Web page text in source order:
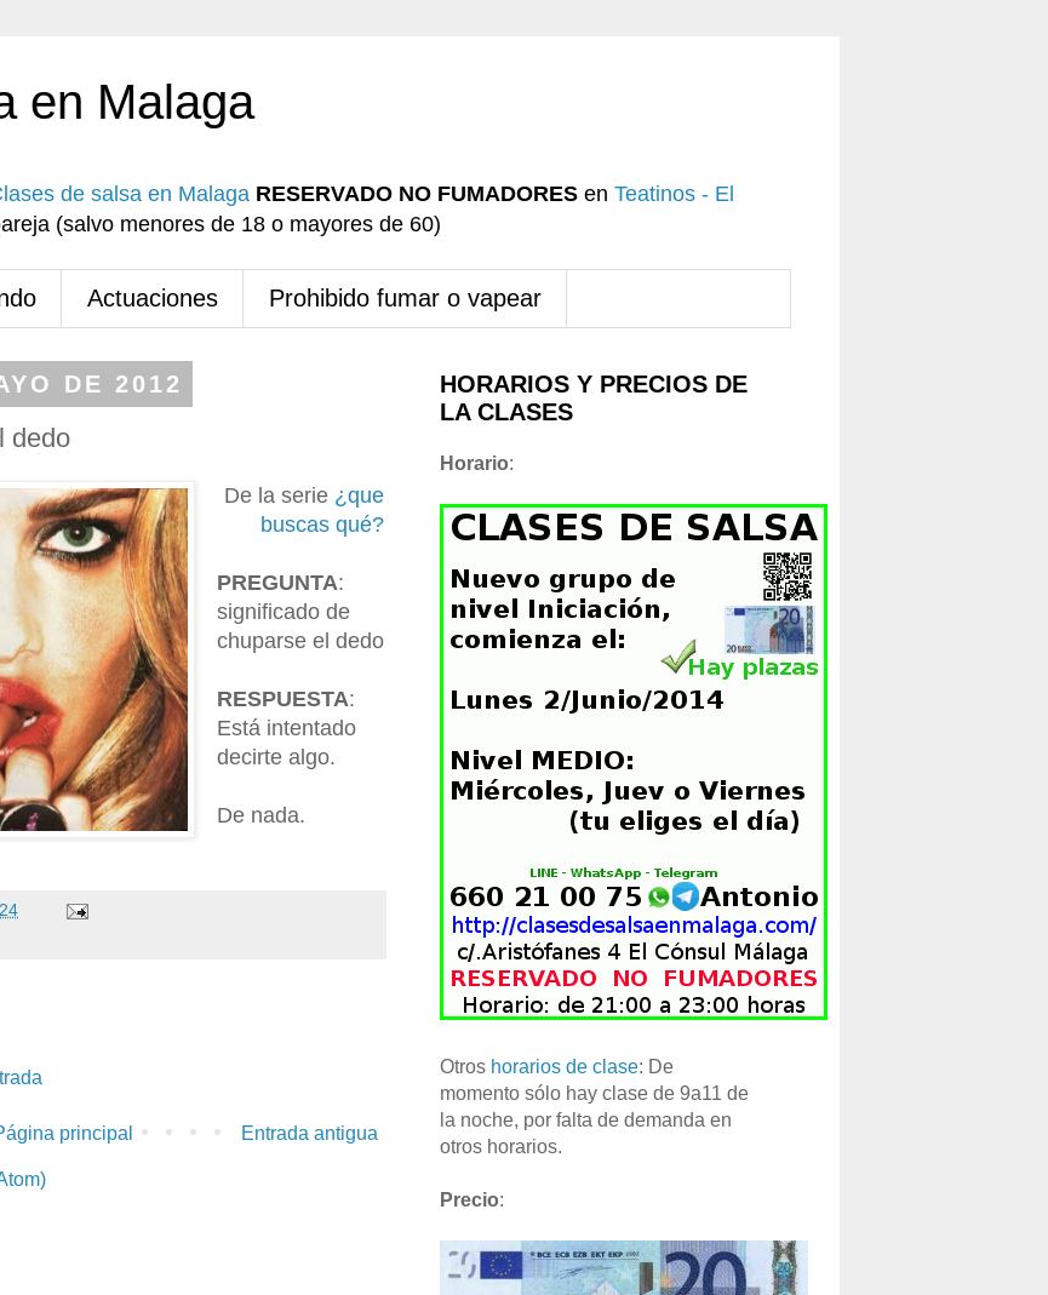
en Malaga
de salsa en Malaga RESERVADO NO FUMADORES en Teatinos - El
(salvo menores de 18 o mayores de 60)
Actuaciones Prohibido fumar o vapear
DE 2012
dedo
De la serie ¿que
buscas qué?
PREGUNTA:
significado de
chuparse el dedo
RESPUESTA:
Está intentado
decirte algo.
De nada.
Entrada antigua
principal
HORARIOS Y PRECIOS DE
LA CLASES
Horario:
Otros horarios de clase: De
momento sólo hay clase de 9a11 de
la noche, por falta de demanda en
otros horarios.
Precio: